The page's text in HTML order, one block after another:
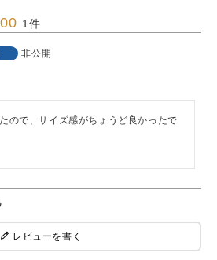
1
非公開
ので、サイズ感がちょうど良かったで
レビューを書く